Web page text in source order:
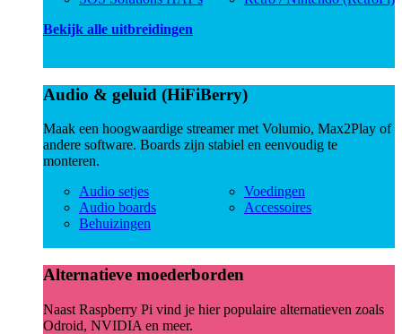
Bekijk alle uitbreidingen
Audio & geluid (HiFiBerry)
Maak een hoogwaardige streamer met Volumio, Max2Play of
andere software. Boards zijn stabiel en eenvoudig te
monteren.
Audio setjes
Audio boards
Behuizingen
Voedingen
Accessoires
Alternatieve moederborden
Naast Raspberry Pi vind je hier populaire alternatieven zoals
Odroid, NVIDIA en meer.